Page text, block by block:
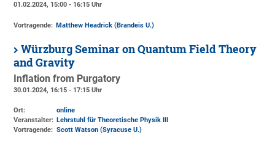
01.02.2024, 15:00 - 16:15 Uhr
Vortragende: Matthew Headrick (Brandeis U.)
Würzburg Seminar on Quantum Field Theory
and Gravity
Inflation from Purgatory
30.01.2024, 16:15 - 17:15 Uhr
Ort:
online
Veranstalter: Lehrstuhl für Theoretische Physik III
Vortragende: Scott Watson (Syracuse U.)